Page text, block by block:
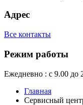
Адрес
Все контакты
Режим работы
Ежедневно : с 9.00 до
Главная
Сервисный